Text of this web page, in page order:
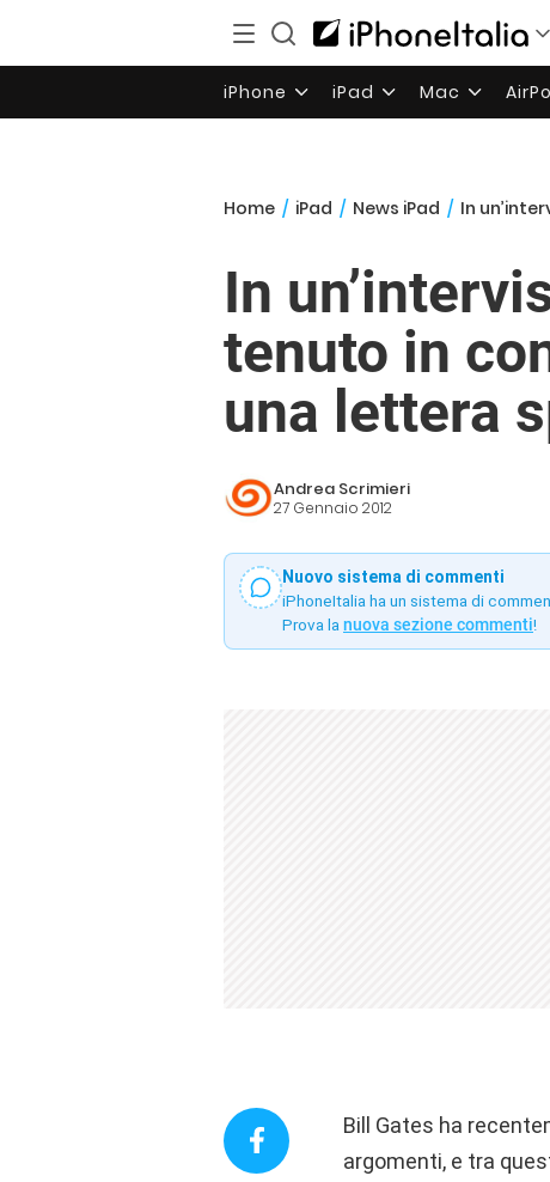
iPhone iPad Mac
Home / iPad / News iPad / In
In
tenuto in
una lettera
Andrea Scrimieri
27 Gennaio 2012
Nuovo sistema di commenti
iPhoneItalia ha un sistema di
Prova la nuova sezione commenti!
Bill Gates ha
argomenti, e tra